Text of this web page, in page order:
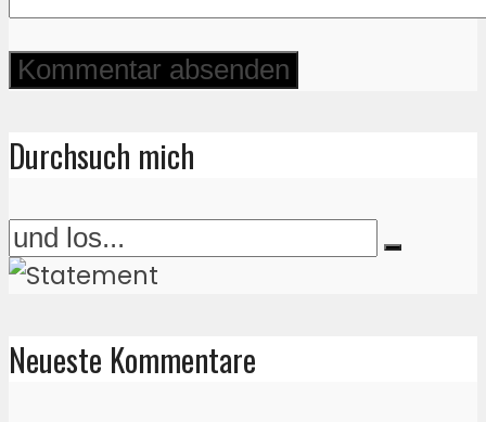
Durchsuch mich
Neueste Kommentare